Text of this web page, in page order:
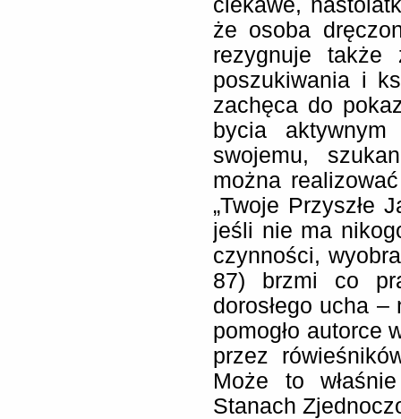
ciekawe,
że osoba
rezygnuje
poszukiwania i
zachęca do
bycia
swojemu,
można
„Twoje Przyszłe
jeśli nie ma
czynności,
87) brzmi co
dorosłego ucha
pomogło autorce
przez
Może to
Stanach